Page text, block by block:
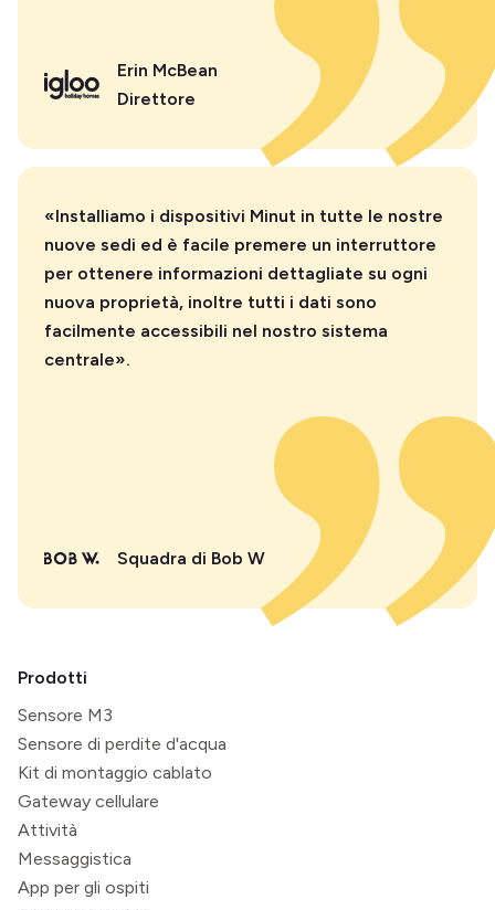
Erin McBean
Direttore
«Installiamo i dispositivi Minut in tutte le nostre
nuove sedi ed è facile premere un interruttore
per ottenere informazioni dettagliate su ogni
nuova proprietà, inoltre tutti i dati sono
facilmente accessibili nel nostro sistema
centrale».
Squadra di Bob W
Prodotti
Sensore M3
Sensore di perdite d'acqua
Kit di montaggio cablato
Gateway cellulare
Attività
Messaggistica
App per gli ospiti